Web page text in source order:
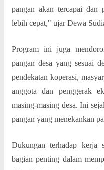
pangan akan tercapai dan
lebih cepat," ujar Dewa
Program ini juga
pangan desa yang sesuai
pendekatan koperasi,
anggota dan penggerak
masing-masing desa. Ini
pangan yang menekankan
Dukungan terhadap kerja
bagian penting dalam